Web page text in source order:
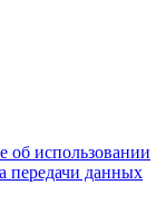
об использовании
передачи данных